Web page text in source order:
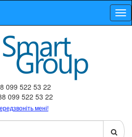
099 522 53 22
099 522 53 22
мені!